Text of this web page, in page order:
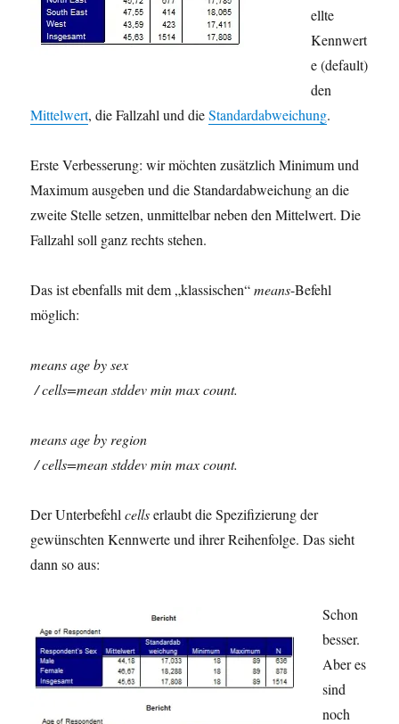
ellte
Kennwert
e (default)
den
Mittelwert, die Fallzahl und dieStandardabweichung.
Erste Verbesserung: wir möchten zusätzlich Minimum und
Maximum ausgeben und die Standardabweichung an die
zweite Stelle setzen, unmittelbar neben den Mittelwert. Die
Fallzahl soll ganz rechts stehen.
Das ist ebenfalls mit dem „klassischen“means-Befehl
möglich:
means age by sex
/ cells=mean stddev min max count.
means age by region
/ cells=mean stddev min max count.
Der Unterbefehlcellserlaubt die Spezifizierung der
gewünschten Kennwerte und ihrer Reihenfolge. Das sieht
dann so aus:
Schon
besser.
Aber es
sind
noch